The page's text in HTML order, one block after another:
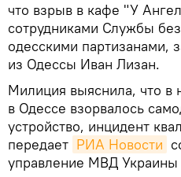
что взрыв в кафе "У
сотрудниками Службы
одесскими партизанами,
из Одессы Иван Лизан.
Милиция выяснила, что в
в Одессе взорвалось
устройство, инцидент
передает РИА Новости
управление МВД Украины